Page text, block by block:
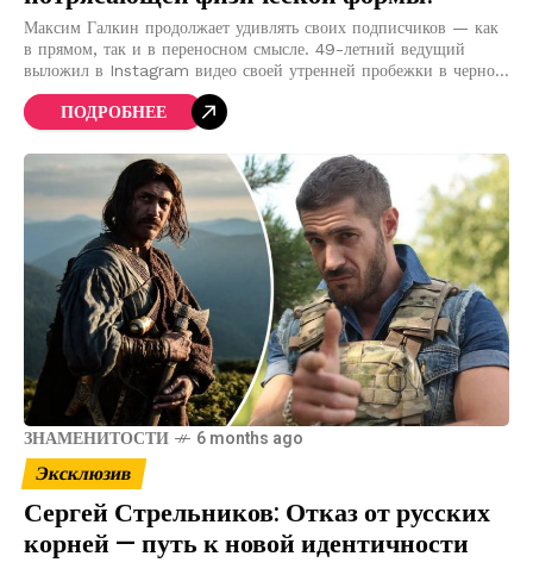
Максим Галкин продолжает удивлять своих подписчиков — как
в прямом, так и в переносном смысле. 49-летний ведущий
выложил в Instagram видео своей утренней пробежки в черном
облегающем спортивном костюме и
ПОДРОБНЕЕ
ЗНАМЕНИТОСТИ 6 months ago
Эксклюзив
Сергей Стрельников: Отказ от русских
корней — путь к новой идентичности